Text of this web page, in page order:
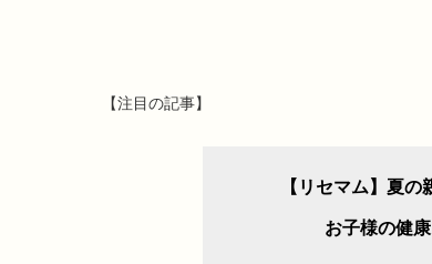
【注目の記事】
【リセマム】夏
お子様の健